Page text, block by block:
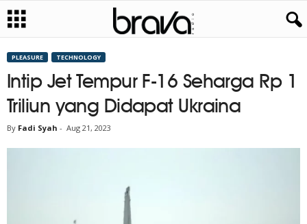
PLEASURE TECHNOLOGY
Intip Jet Tempur F-16 Seharga Rp 1
Triliun yang Didapat Ukraina
By Fadi Syah - Aug 21, 2023